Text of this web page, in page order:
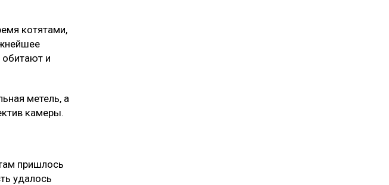
котятами,
и
метель, а
камеры.
пришлось
удалось